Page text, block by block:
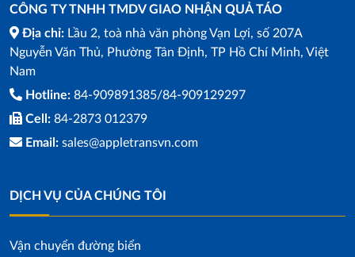
CÔNG TY TNHH TMDV GIAO NHẬN QUẢ TÁO
Địa chỉ: Lầu 2, toà nhà văn phòng Vạn Lợi, số 207A
Nguyễn Văn Thủ, Phường Tân Định, TP Hồ Chí Minh, Việt
Nam
Hotline: 84-909891385/84-909129297
Cell: 84-2873 012379
Email: sales@appletransvn.com
DỊCH VỤ CỦA CHÚNG TÔI
Vận chuyển đường biển